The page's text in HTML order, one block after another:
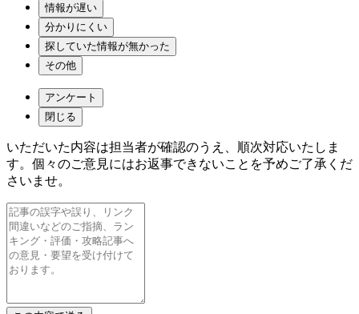
情報が遅い
分かりにくい
探していた情報が無かった
その他
アンケート
閉じる
いただいた内容は担当者が確認のうえ、順次対応いたしま
す。個々のご意見にはお返事できないことを予めご了承くだ
さいませ。